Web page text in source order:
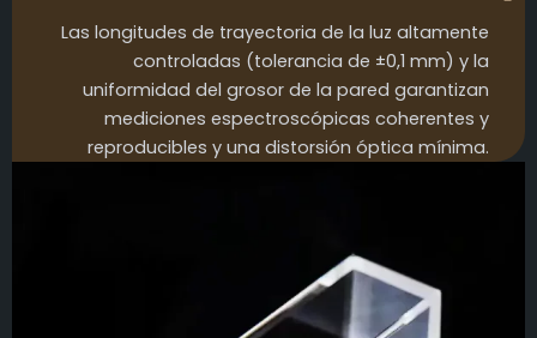
Las longitudes de trayectoria de la luz altamente
controladas (tolerancia de ±0,1 mm) y la
uniformidad del grosor de la pared garantizan
mediciones espectroscópicas coherentes y
reproducibles y una distorsión óptica mínima.